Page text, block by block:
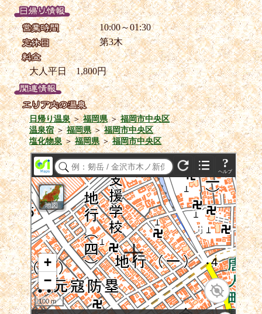
10:00～01:30
第3木
大人平日 1,800円
日帰り温泉＞福岡県＞福岡市中央区
温泉宿＞福岡県＞福岡市中央区
塩化物泉＞福岡県＞福岡市中央区